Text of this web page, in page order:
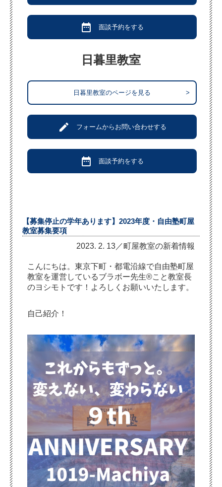
date_range 面談予約をする
日暮里教室
日暮里教室のページを見る >
create フォームからお問い合わせする
date_range 面談予約をする
【募集停止の学年あります】2023年度・自由塾町屋
教室募集要項
2023. 2. 13／町屋教室の新着情報
こんにちは。東京下町・都電沿線で自由塾町屋
教室を運営しているブラボー先生®こと教室長
のヨシモトです！よろしくお願いいたします。
自己紹介！